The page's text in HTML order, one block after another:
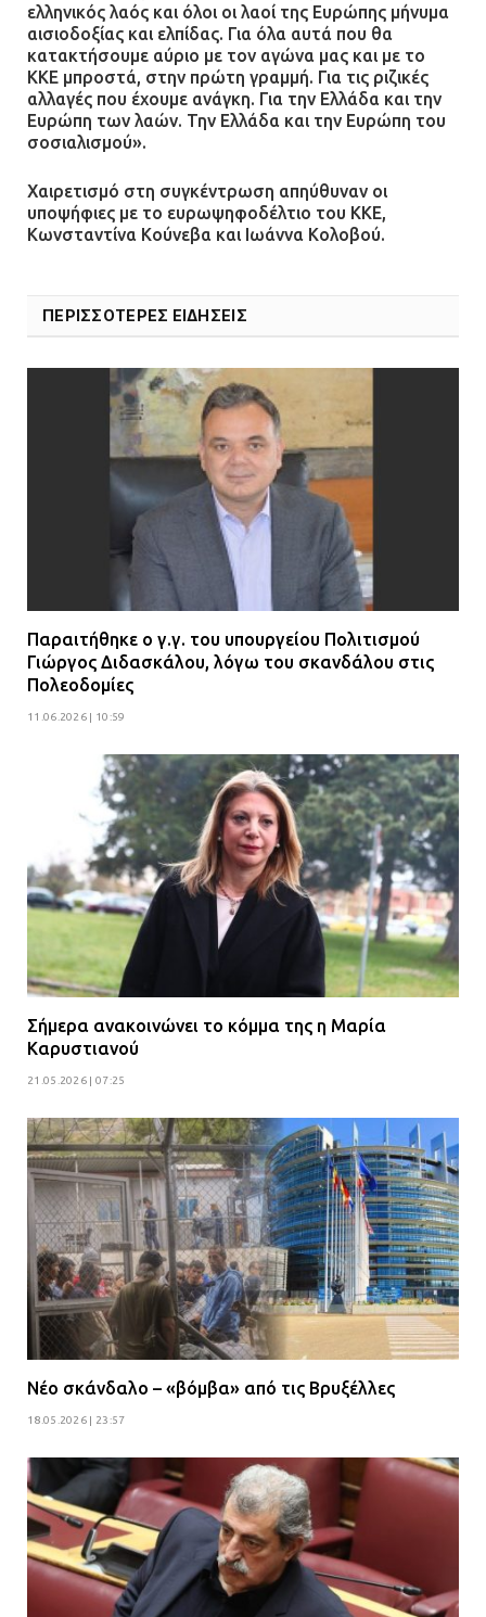
ελληνικός λαός και όλοι οι λαοί της Ευρώπης μήνυμα
αισιοδοξίας και ελπίδας. Για όλα αυτά που θα
κατακτήσουμε αύριο με τον αγώνα μας και με το
ΚΚΕ μπροστά, στην πρώτη γραμμή. Για τις ριζικές
αλλαγές που έχουμε ανάγκη. Για την Ελλάδα και την
Ευρώπη των λαών. Την Ελλάδα και την Ευρώπη του
σοσιαλισμού».
Χαιρετισμό στη συγκέντρωση απηύθυναν οι
υποψήφιες με το ευρωψηφοδέλτιο του ΚΚΕ,
Κωνσταντίνα Κούνεβα και Ιωάννα Κολοβού.
ΠΕΡΙΣΣΟΤΕΡΕΣ ΕΙΔΗΣΕΙΣ
Παραιτήθηκε ο γ.γ. του υπουργείου Πολιτισμού
Γιώργος Διδασκάλου, λόγω του σκανδάλου στις
Πολεοδομίες
11.06.2026 | 10:59
Σήμερα ανακοινώνει το κόμμα της η Μαρία
Καρυστιανού
21.05.2026 | 07:25
Νέο σκάνδαλο – «βόμβα» από τις Βρυξέλλες
18.05.2026 | 23:57